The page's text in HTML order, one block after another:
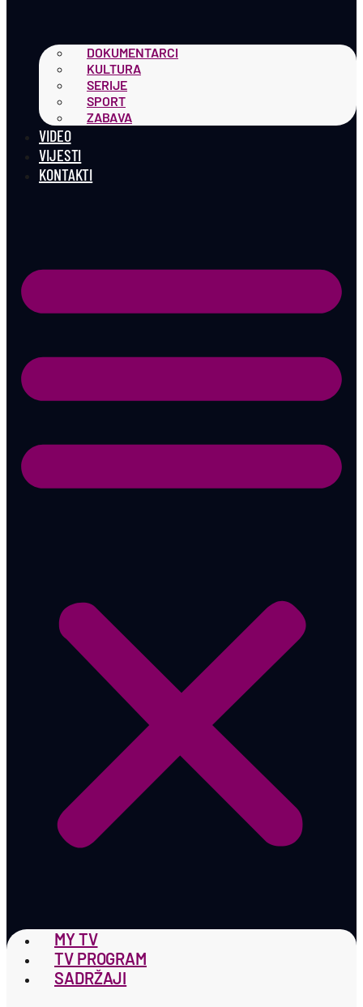
DOKUMENTARCI
KULTURA
SERIJE
SPORT
ZABAVA
VIDEO
VIJESTI
KONTAKTI
MY TV
TV PROGRAM
SADRŽAJI